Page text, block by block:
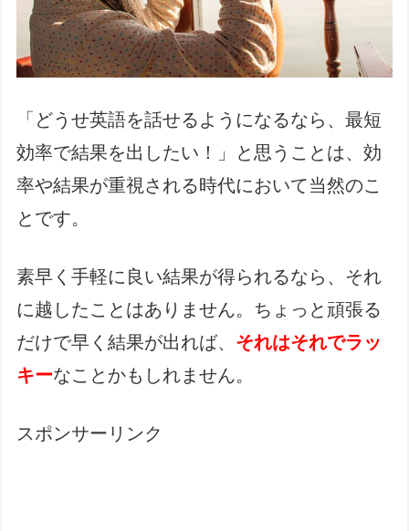
「どうせ英語を話せるようになるなら、最短
効率で結果を出したい！」と思うことは、効
率や結果が重視される時代において当然のこ
とです。
素早く手軽に良い結果が得られるなら、それ
に越したことはありません。ちょっと頑張る
だけで早く結果が出れば、 それはそれでラッ
キーなことかもしれません。
スポンサーリンク